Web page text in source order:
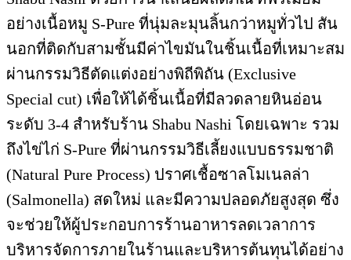
อย่างเนื้อหมู S-Pure ที่นุ่มละมุนลิ้นกว่าหมูทั่วไป สัน
นอกที่ติดกับสามชั้นมีค่าไขมันในชิ้นเนื้อที่เหมาะสม
ผ่านกรรมวิธีตัดแต่งอย่างพิถีพิถัน (Exclusive
Special cut) เพื่อให้ได้ชิ้นเนื้อที่มีลวดลายหินอ่อน
ระดับ 3-4 สำหรับร้าน Shabu Nashi โดยเฉพาะ รวม
ถึงไข่ไก่ S-Pure ที่ผ่านกรรมวิธีเลี้ยงแบบธรรมชาติ
(Natural Pure Process) ปราศเชื้อซาลโมเนลล่า
(Salmonella) สดใหม่ และมีความปลอดภัยสูงสุด ซึ่ง
จะช่วยให้ผู้ประกอบการร้านอาหารลดเวลาการ
บริหารจัดการภายในร้านและบริหารต้นทุนได้อย่าง